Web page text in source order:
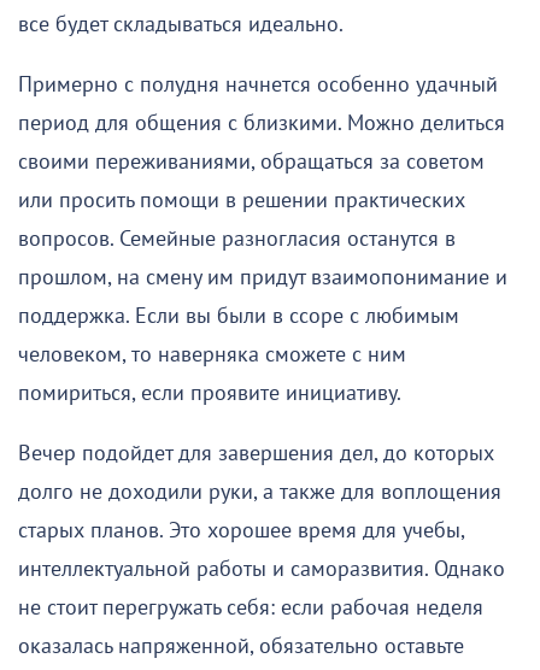
все будет складываться идеально.
Примерно с полудня начнется особенно удачный
период для общения с близкими. Можно делиться
своими переживаниями, обращаться за советом
или просить помощи в решении практических
вопросов. Семейные разногласия останутся в
прошлом, на смену им придут взаимопонимание и
поддержка. Если вы были в ссоре с любимым
человеком, то наверняка сможете с ним
помириться, если проявите инициативу.
Вечер подойдет для завершения дел, до которых
долго не доходили руки, а также для воплощения
старых планов. Это хорошее время для учебы,
интеллектуальной работы и саморазвития. Однако
не стоит перегружать себя: если рабочая неделя
оказалась напряженной, обязательно оставьте